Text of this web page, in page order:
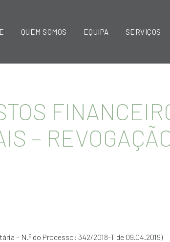
QUEM SOMOS EQUIPA SERVIÇOS
–
– N.º do Processo: 342/2018-T de 09.04.2019)